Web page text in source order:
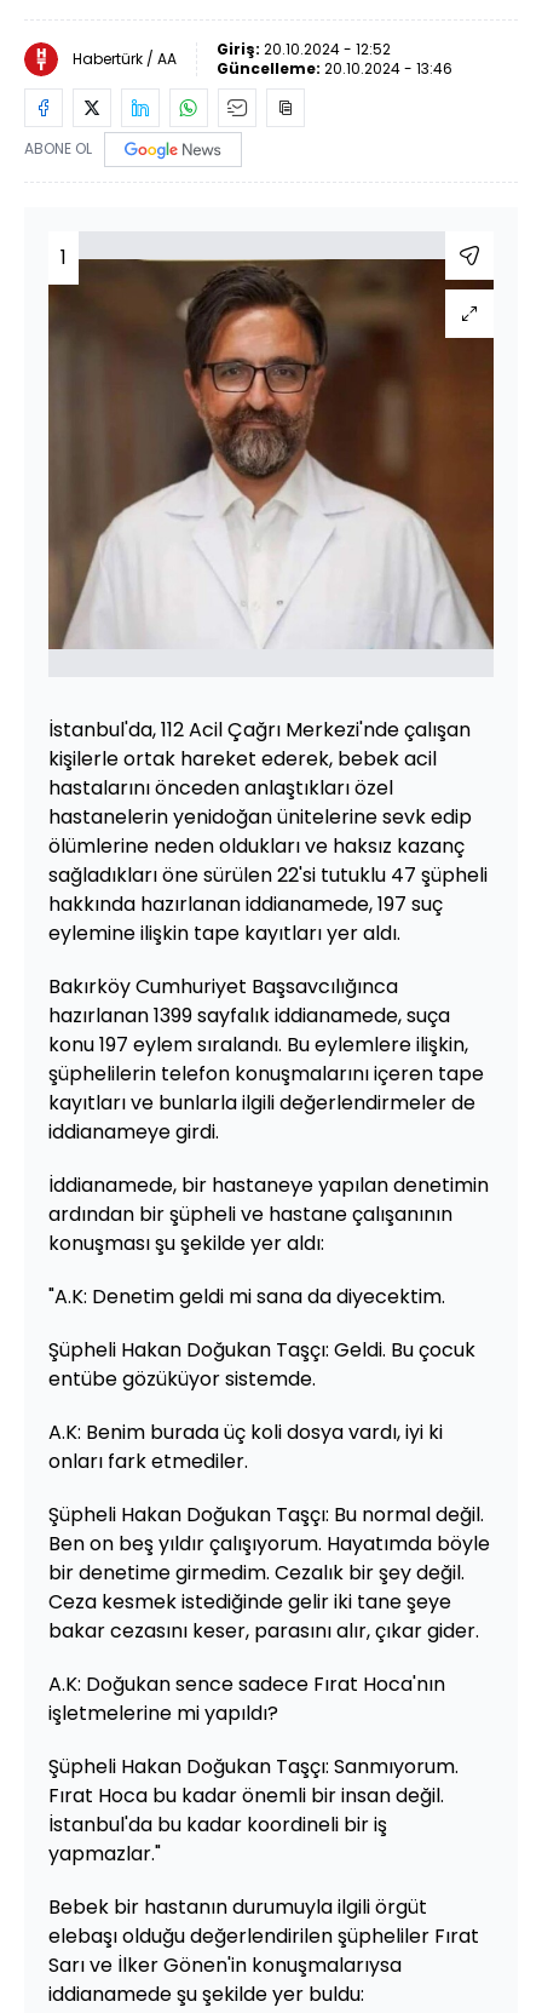
Habertürk / AA Giriş: 20.10.2024 - 12:52
Güncelleme: 20.10.2024 - 13:46
ABONE OL
1
İstanbul'da, 112 Acil Çağrı Merkezi'nde çalışan
kişilerle ortak hareket ederek, bebek acil
hastalarını önceden anlaştıkları özel
hastanelerin yenidoğan ünitelerine sevk edip
ölümlerine neden oldukları ve haksız kazanç
sağladıkları öne sürülen 22'si tutuklu 47 şüpheli
hakkında hazırlanan iddianamede, 197 suç
eylemine ilişkin tape kayıtları yer aldı.
Bakırköy Cumhuriyet Başsavcılığınca
hazırlanan 1399 sayfalık iddianamede, suça
konu 197 eylem sıralandı. Bu eylemlere ilişkin,
şüphelilerin telefon konuşmalarını içeren tape
kayıtları ve bunlarla ilgili değerlendirmeler de
iddianameye girdi.
İddianamede, bir hastaneye yapılan denetimin
ardından bir şüpheli ve hastane çalışanının
konuşması şu şekilde yer aldı:
"A.K: Denetim geldi mi sana da diyecektim.
Şüpheli Hakan Doğukan Taşçı: Geldi. Bu çocuk
entübe gözüküyor sistemde.
A.K: Benim burada üç koli dosya vardı, iyi ki
onları fark etmediler.
Şüpheli Hakan Doğukan Taşçı: Bu normal değil.
Ben on beş yıldır çalışıyorum. Hayatımda böyle
bir denetime girmedim. Cezalık bir şey değil.
Ceza kesmek istediğinde gelir iki tane şeye
bakar cezasını keser, parasını alır, çıkar gider.
A.K: Doğukan sence sadece Fırat Hoca'nın
işletmelerine mi yapıldı?
Şüpheli Hakan Doğukan Taşçı: Sanmıyorum.
Fırat Hoca bu kadar önemli bir insan değil.
İstanbul'da bu kadar koordineli bir iş
yapmazlar."
Bebek bir hastanın durumuyla ilgili örgüt
elebaşı olduğu değerlendirilen şüpheliler Fırat
Sarı ve İlker Gönen'in konuşmalarıysa
iddianamede şu şekilde yer buldu: